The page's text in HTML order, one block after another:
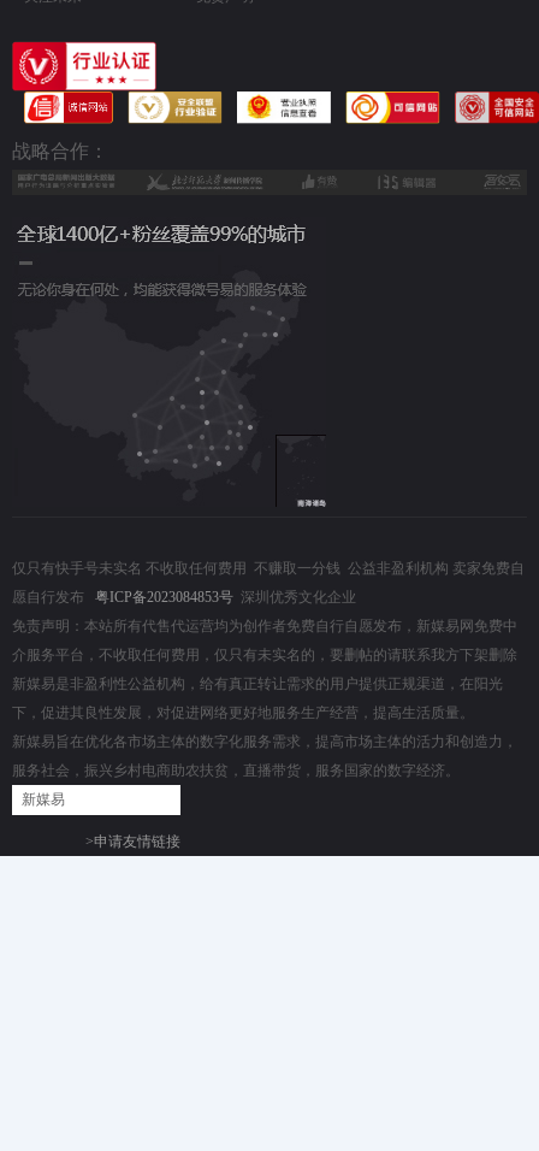
战略合作：
仅只有快手号未实名 不收取任何费用 不赚取一分钱 公益非盈利机构 卖家免费自
愿自行发布 粤ICP备2023084853号 深圳优秀文化企业
免责声明：本站所有代售代运营均为创作者免费自行自愿发布，新媒易网免费中
介服务平台，不收取任何费用，仅只有未实名的，要删帖的请联系我方下架删除
新媒易是非盈利性公益机构，给有真正转让需求的用户提供正规渠道，在阳光
下，促进其良性发展，对促进网络更好地服务生产经营，提高生活质量。
新媒易旨在优化各市场主体的数字化服务需求，提高市场主体的活力和创造力，
服务社会，振兴乡村电商助农扶贫，直播带货，服务国家的数字经济。
新媒易
>申请友情链接